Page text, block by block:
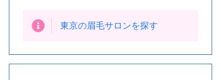
東京の眉毛サロンを探す